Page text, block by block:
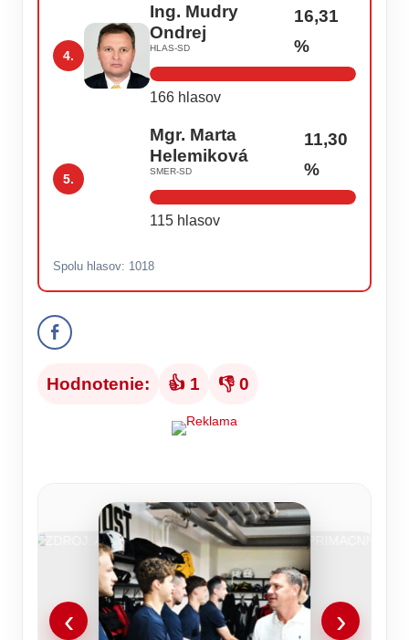
4.
Ing. Mudry
Ondrej
HLAS-SD
16,31
%
166 hlasov
5.
Mgr. Marta
Helemiková
SMER-SD
11,30
%
115 hlasov
Spolu hlasov: 1018
Hodnotenie: 👍 1 👎 0
‹ ›